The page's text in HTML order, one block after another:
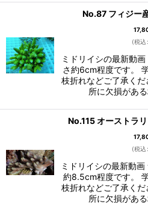
No.87 フィジー
(税込 :
ミドリイシの最新動
さ約6cm程度です。
枝折れなどご了承く
所に欠損があ
No.115 オーストラ
(税込 :
ミドリイシの最新動
約8.5cm程度です。
枝折れなどご了承く
所に欠損があ